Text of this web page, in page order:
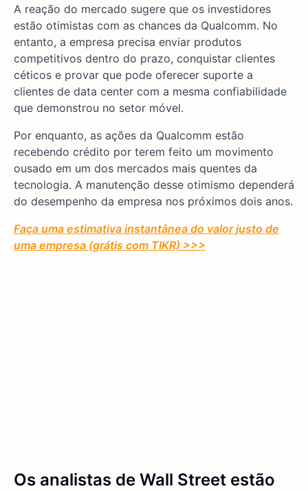
A reação do mercado sugere que os investidores
estão otimistas com as chances da Qualcomm. No
entanto, a empresa precisa enviar produtos
competitivos dentro do prazo, conquistar clientes
céticos e provar que pode oferecer suporte a
clientes de data center com a mesma confiabilidade
que demonstrou no setor móvel.
Por enquanto, as ações da Qualcomm estão
recebendo crédito por terem feito um movimento
ousado em um dos mercados mais quentes da
tecnologia. A manutenção desse otimismo dependerá
do desempenho da empresa nos próximos dois anos.
Faça uma estimativa instantânea do valor justo de
uma empresa (grátis com TIKR) >>>
Os analistas de Wall Street estão